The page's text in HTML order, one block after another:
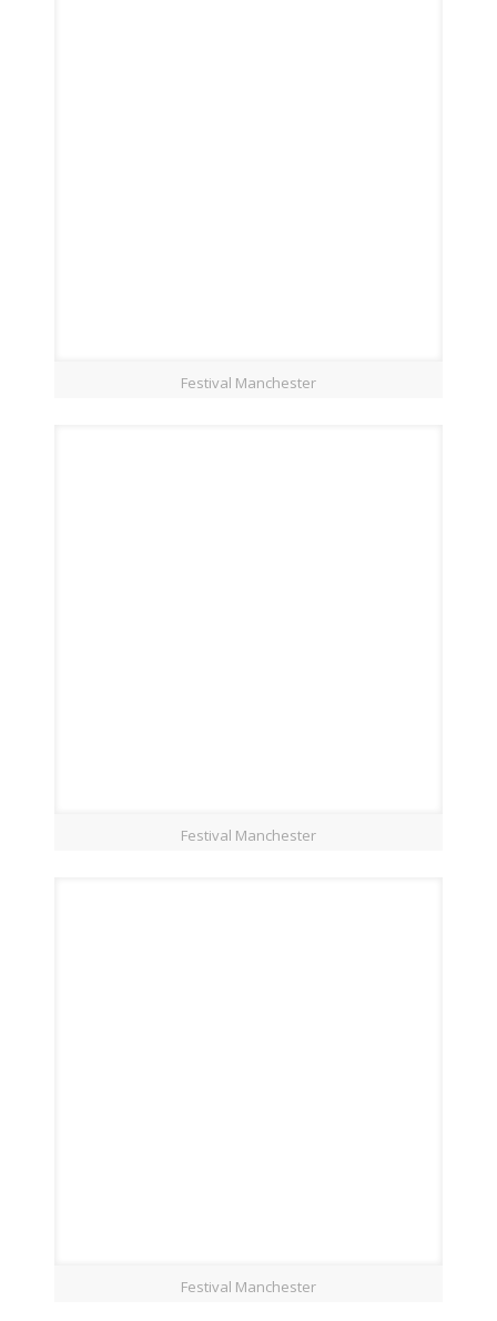
Festival Manchester
Festival Manchester
Festival Manchester